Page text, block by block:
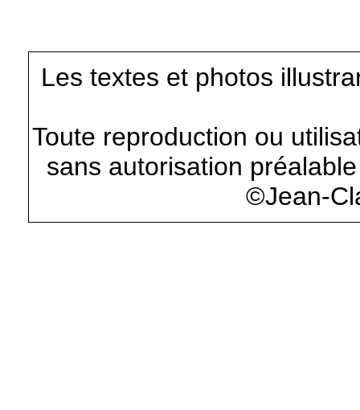
Les textes et photos
Toute reproduction ou
sans autorisation
©Jean-